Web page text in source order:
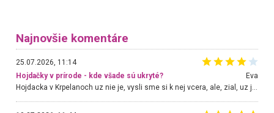
Najnovšie komentáre
25.07.2026, 11:14
Hojdačky v prírode - kde všade sú ukryté?
Eva
Hojdacka v Krpelanoch uz nie je, vysli sme si k nej vcera, ale, zial, uz je znicena. Ak sem planujete cestu len kvoli hojdacke, mozete si ju usetrit. Krasny vyhlad je tu vsak aj bez hojdacky :-)